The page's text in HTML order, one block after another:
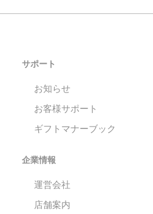
サポート
お知らせ
お客様サポート
ギフトマナーブック
企業情報
運営会社
店舗案内